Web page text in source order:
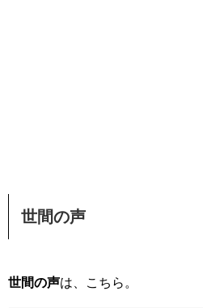
世間の声
世間の声は、こちら。